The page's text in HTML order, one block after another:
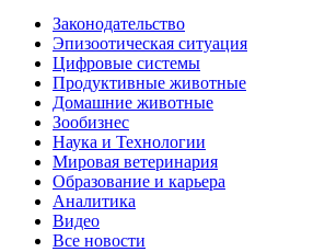
Законодательство
Эпизоотическая ситуация
Цифровые системы
Продуктивные животные
Домашние животные
Зообизнес
Наука и Технологии
Мировая ветеринария
Образование и карьера
Аналитика
Видео
Все новости